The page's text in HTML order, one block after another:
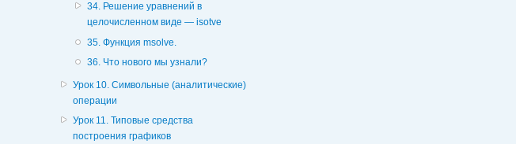
34. Решение уравнений в
целочисленном виде — isotve
35. Функция msolve.
36. Что нового мы узнали?
Урок 10. Символьные (аналитические)
операции
Урок 11. Типовые средства
построения графиков